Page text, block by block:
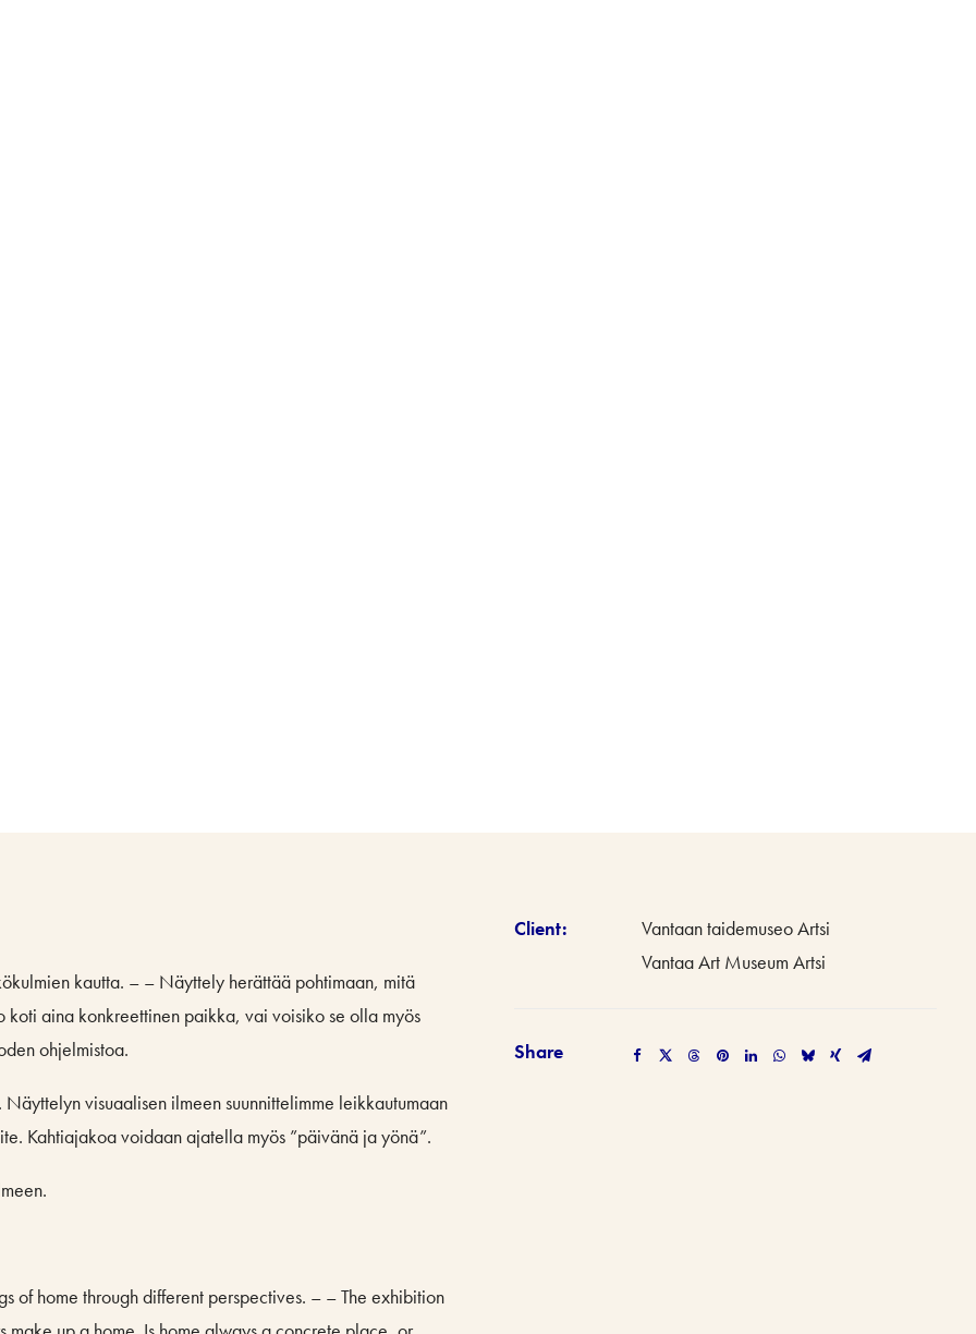
kautta. – – Näyttely herättää pohtimaan, mitä
aina konkreettinen paikka, vai voisiko se olla myös
ohjelmistoa.
visuaalisen ilmeen suunnittelimme leikkautumaan
Kahtiajakoa voidaan ajatella myös ”päivänä ja yönä”.
of home through different perspectives. – – The exhibition
Client:
Vantaan taidemuseo Artsi
Vantaa Art Museum Artsi
Share